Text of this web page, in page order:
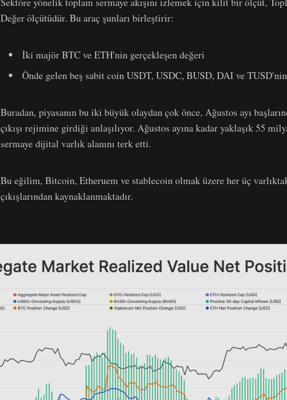
Değer ölçütüdür. Bu araç şunları birleştirir:
İki majör BTC ve ETH'nin gerçekleşen değeri
Önde gelen beş sabit coin USDT, USDC, BUSD, DAI ve
Buradan, piyasanın bu iki büyük olaydan çok önce, Ağustos ayı
çıkışı rejimine girdiği anlaşılıyor. Ağustos ayına kadar yaklaşık 55
sermaye dijital varlık alanını terk etti.
Bu eğilim, Bitcoin, Etheruem ve stablecoin olmak üzere her üç
çıkışlarından kaynaklanmaktadır.